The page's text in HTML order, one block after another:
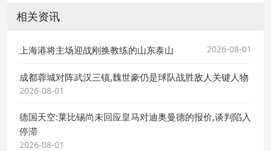
相关资讯
上海港将主场迎战刚换教练的山东泰山 2026-08-01
成都蓉城对阵武汉三镇,魏世豪仍是球队战胜敌人关键人物
2026-08-01
德国天空:莱比锡尚未回应皇马对迪奥曼德的报价,谈判陷入
停滞
2026-08-01